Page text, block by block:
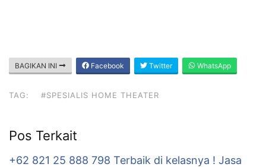
BAGIKAN INI Facebook Twitter WhatsApp
TAG: #SPESIALIS HOME THEATER
Pos Terkait
+62 821 25 888 798 Terbaik di kelasnya ! Jasa